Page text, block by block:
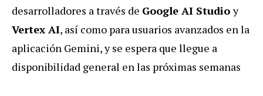
desarrolladores a través de Google AI Studioy
Vertex AI, así como para usuarios avanzados en la
aplicación Gemini, y se espera que llegue a
disponibilidad general en las próximas semanas